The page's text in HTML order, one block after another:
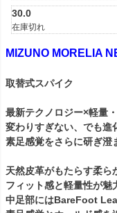
30.0
在庫切れ
MIZUNO MORELIA
取替式スパイク
最新テクノロジー×軽量
変わりすぎない、でも進
素足感覚をさらに研ぎ澄
天然皮革がもたらす柔ら
フィット感と軽量性が魅
中足部にはBareFoot